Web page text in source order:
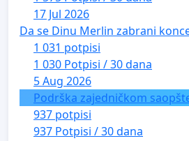
17 Jul 2026
Da se Dinu Merlin zabrani
1 031 potpisi
1 030 Potpisi / 30 dana
5 Aug 2026
Podrška zajedničkom
937 potpisi
937 Potpisi / 30 dana